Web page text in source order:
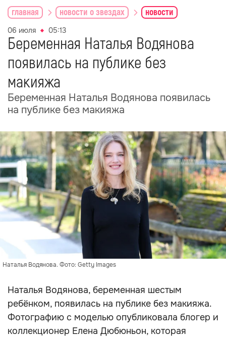
главная новости о звездах новости
06 июля 05:13
Беременная Наталья Водянова
появилась на публике без
макияжа
Беременная Наталья Водянова появилась
на публике без макияжа
Наталья Водянова. Фото: Getty Images
Наталья Водянова, беременная шестым
ребёнком, появилась на публике без макияжа.
Фотографию с моделью опубликовала блогер и
коллекционер Елена Дюбюньон, которая